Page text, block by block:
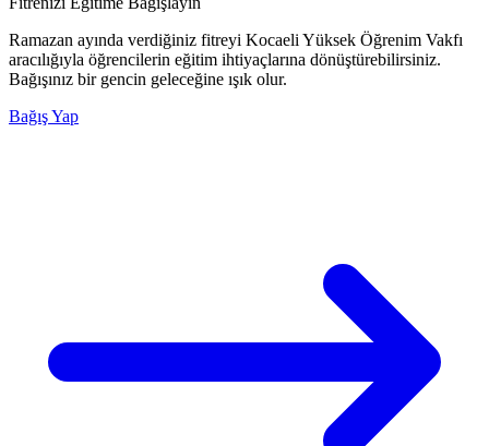
Ramazan ayında verdiğiniz fitreyi Kocaeli Yüksek Öğrenim Vakfı
aracılığıyla öğrencilerin eğitim ihtiyaçlarına dönüştürebilirsiniz.
Bağışınız bir gencin geleceğine ışık olur.
Bağış Yap